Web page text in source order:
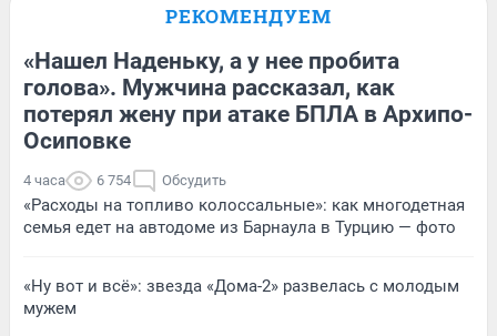
РЕКОМЕНДУЕМ
«Нашел Наденьку, а у нее пробита
голова». Мужчина рассказал, как
потерял жену при атаке БПЛА в Архипо-
Осиповке
4 часа 6 754 Обсудить
«Расходы на топливо колоссальные»: как многодетная
семья едет на автодоме из Барнаула в Турцию — фото
«Ну вот и всё»: звезда «Дома-2» развелась с молодым
мужем